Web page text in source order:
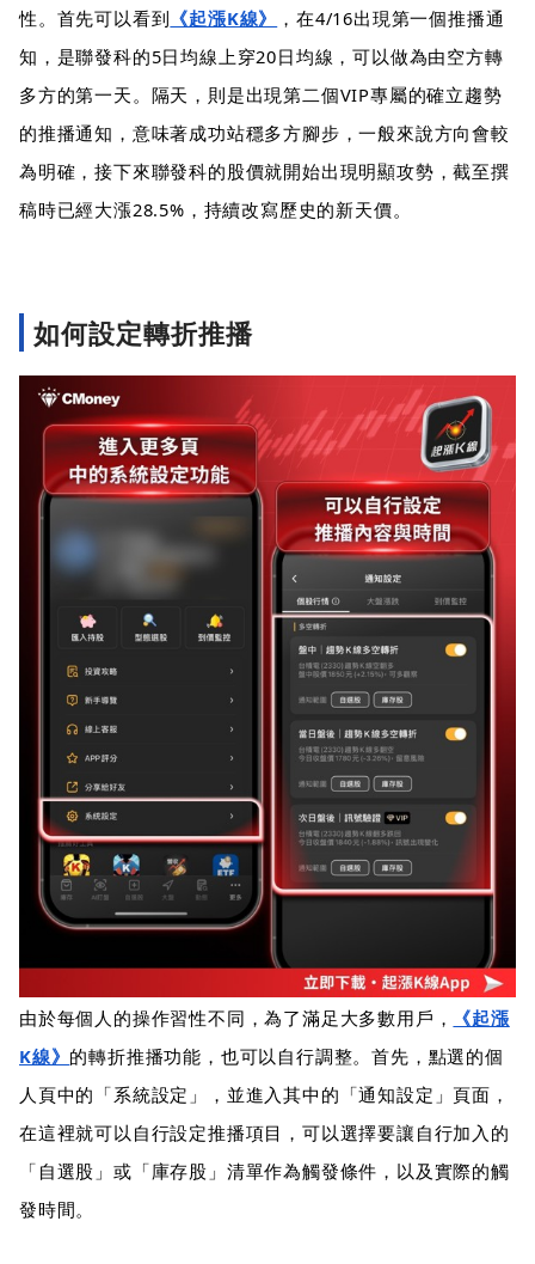
性。首先可以看到 《起漲K線》
，在4/16出現第一個推播通
知，是聯發科的5日均線上穿20日均線，可以做為由空方轉
多方的第一天。隔天，則是出現第二個VIP專屬的確立趨勢
的推播通知，意味著成功站穩多方腳步，一般來說方向會較
為明確，接下來聯發科的股價就開始出現明顯攻勢，截至撰
稿時已經大漲28.5%，持續改寫歷史的新天價。
如何設定轉折推播
由於每個人的操作習性不同，為了滿足大多數用戶，
《起漲
K線》 的轉折推播功能，也可以自行調整。首先，點選的個
人頁中的「系統設定」，並進入其中的「通知設定」頁面，
在這裡就可以自行設定推播項目，可以選擇要讓自行加入的
「自選股」或「庫存股」清單作為觸發條件，以及實際的觸
發時間。